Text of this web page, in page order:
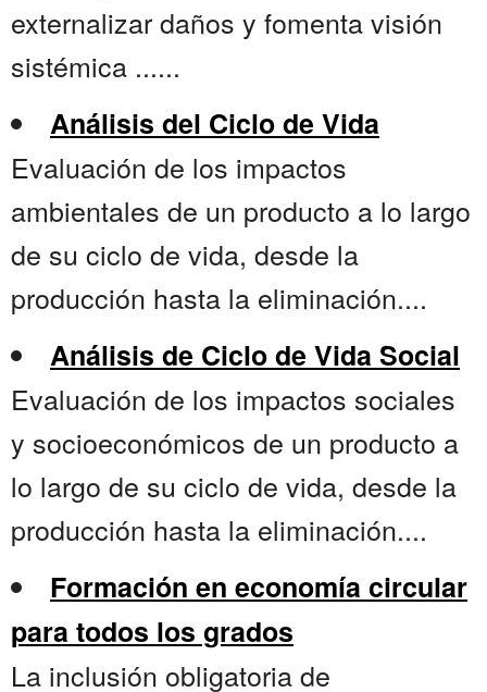
externalizar daños y fomenta visión
sistémica ......
Análisis del Ciclo de Vida
Evaluación de los impactos
ambientales de un producto a lo largo
de su ciclo de vida, desde la
producción hasta la eliminación....
Análisis de Ciclo de Vida Social
Evaluación de los impactos sociales
y socioeconómicos de un producto a
lo largo de su ciclo de vida, desde la
producción hasta la eliminación....
Formación en economía circular
para todos los grados
La inclusión obligatoria de